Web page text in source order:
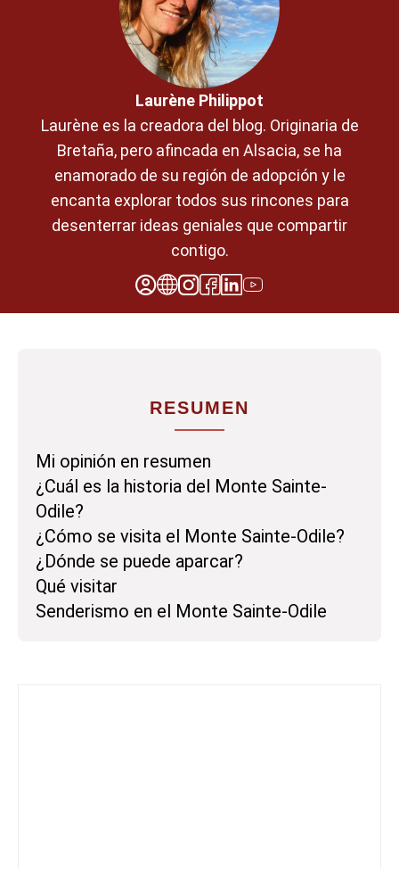
Laurène Philippot
Laurène es la creadora del blog. Originaria de
Bretaña, pero afincada en Alsacia, se ha
enamorado de su región de adopción y le
encanta explorar todos sus rincones para
desenterrar ideas geniales que compartir
contigo.
RESUMEN
Mi opinión en resumen
¿Cuál es la historia del Monte Sainte-
Odile?
¿Cómo se visita el Monte Sainte-Odile?
¿Dónde se puede aparcar?
Qué visitar
Senderismo en el Monte Sainte-Odile